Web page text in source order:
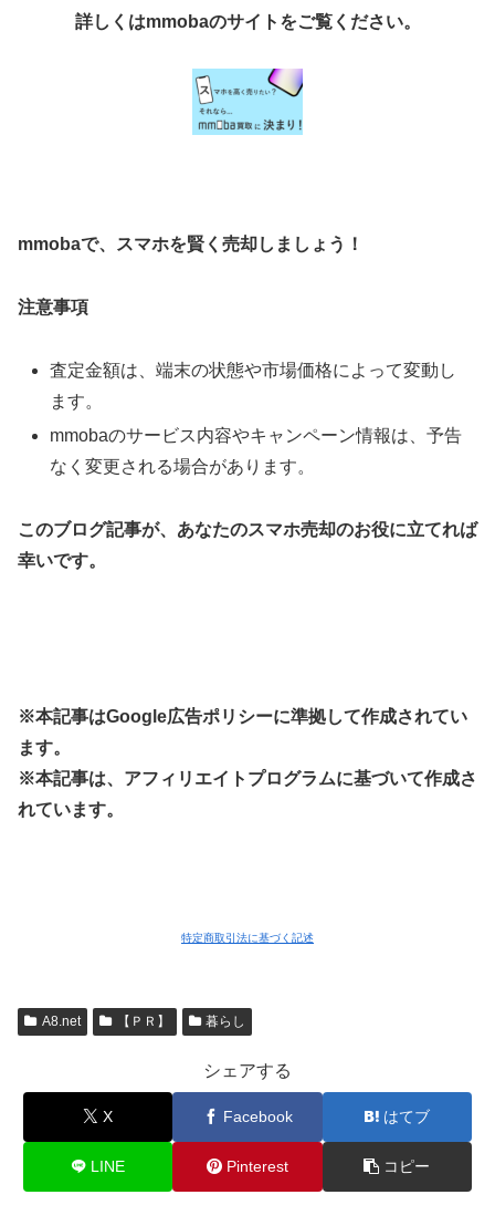
詳しくはmmobaのサイトをご覧ください。
mmobaで、スマホを賢く売却しましょう！
注意事項
査定金額は、端末の状態や市場価格によって変動し
ます。
mmobaのサービス内容やキャンペーン情報は、予告
なく変更される場合があります。
このブログ記事が、あなたのスマホ売却のお役に立てれば
幸いです。
※本記事はGoogle広告ポリシーに準拠して作成されてい
ます。
※本記事は、アフィリエイトプログラムに基づいて作成さ
れています。
特定商取引法に基づく記述
A8.net 【ＰＲ】 暮らし
シェアする
X Facebook はてブ
LINE Pinterest コピー